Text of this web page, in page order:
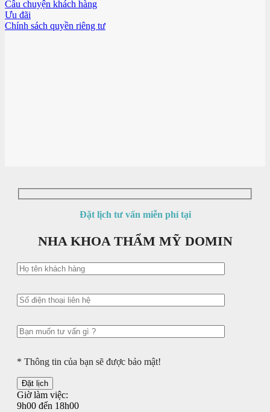
Câu chuyện khách hàng
Ưu đãi
Chính sách quyền riêng tư
Đặt lịch tư vấn miễn phí tại
NHA KHOA THẨM MỸ DOMIN
* Thông tin của bạn sẽ được bảo mật!
Giờ làm việc:
9h00 đến 18h00